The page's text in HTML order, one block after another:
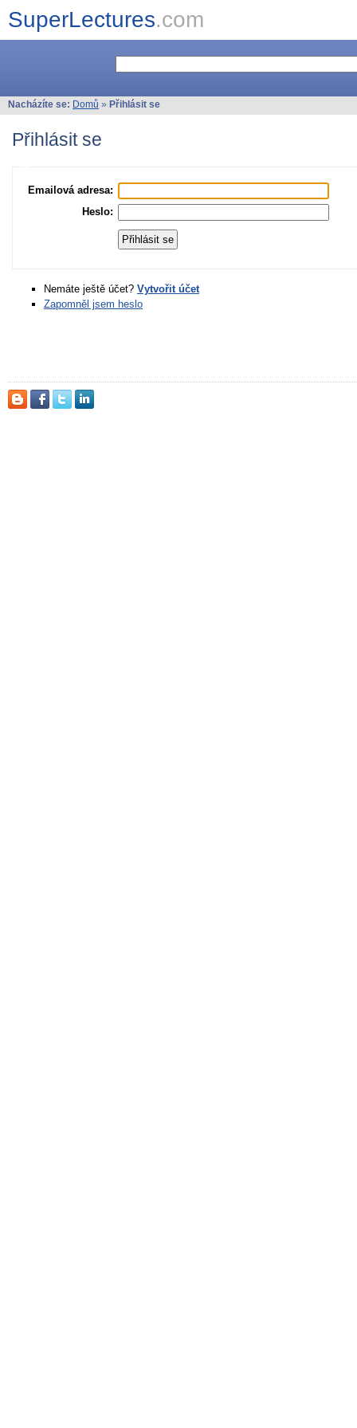
SuperLectures.com
Nacházíte se: Domů » Přihlásit se
Přihlásit se
Emailová adresa:
Heslo:
Nemáte ještě účet? Vytvořit účet
Zapomněl jsem heslo